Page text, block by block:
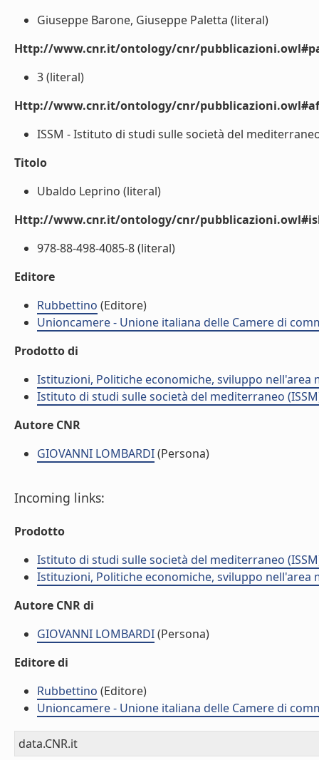
Giuseppe Barone, Giuseppe Paletta (literal)
Http://www.cnr.it/ontology/cnr/
3 (literal)
Http://www.cnr.it/ontology/cnr/
ISSM - Istituto di studi sulle società del
Titolo
Ubaldo Leprino (literal)
Http://www.cnr.it/ontology/cnr/
978-88-498-4085-8 (literal)
Editore
Rubbettino (Editore)
Unioncamere - Unione italiana delle Camere di
Prodotto di
Istituzioni, Politiche economiche, sviluppo nell'area
Istituto di studi sulle società del mediterraneo
Autore CNR
GIOVANNI LOMBARDI(Persona)
Incoming links:
Prodotto
Istituto di studi sulle società del mediterraneo
Istituzioni, Politiche economiche, sviluppo nell'area
Autore CNR di
GIOVANNI LOMBARDI(Persona)
Editore di
Rubbettino (Editore)
Unioncamere - Unione italiana delle Camere di
data.CNR.it